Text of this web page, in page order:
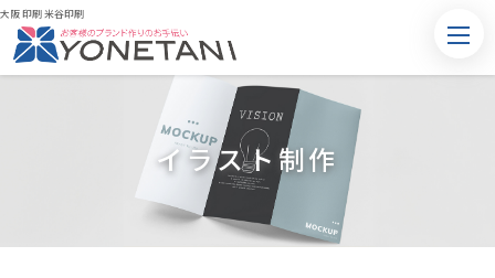
大阪 印刷 米谷印刷
イラスト制作